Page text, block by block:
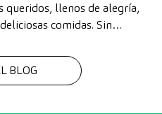
queridos, llenos de alegría,
comidas. Sin
BLOG